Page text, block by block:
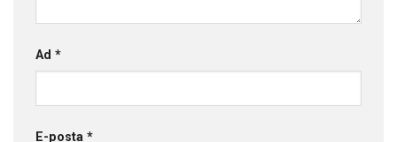
Ad *
E-posta *